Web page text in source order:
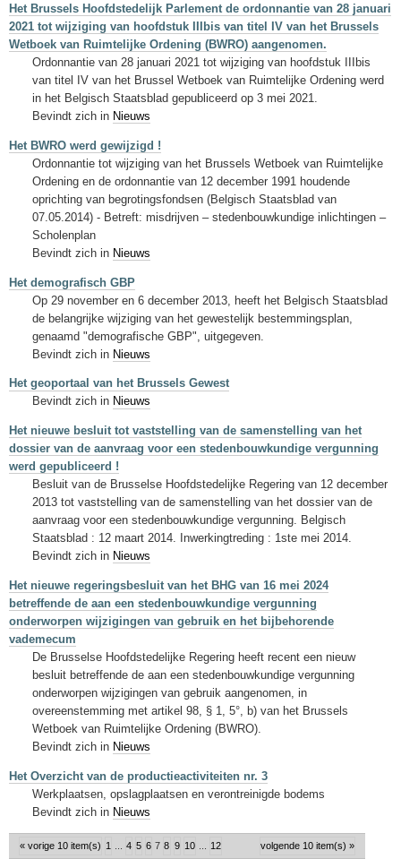
Het Brussels Hoofdstedelijk Parlement de ordonnantie van 28 januari
2021 tot wijziging van hoofdstuk IIIbis van titel IV van het Brussels
Wetboek van Ruimtelijke Ordening (BWRO) aangenomen.
Ordonnantie van 28 januari 2021 tot wijziging van hoofdstuk IIIbis
van titel IV van het Brussel Wetboek van Ruimtelijke Ordening werd
in het Belgisch Staatsblad gepubliceerd op 3 mei 2021.
Bevindt zich in Nieuws
Het BWRO werd gewijzigd !
Ordonnantie tot wijziging van het Brussels Wetboek van Ruimtelijke
Ordening en de ordonnantie van 12 december 1991 houdende
oprichting van begrotingsfondsen (Belgisch Staatsblad van
07.05.2014) - Betreft: misdrijven – stedenbouwkundige inlichtingen –
Scholenplan
Bevindt zich in Nieuws
Het demografisch GBP
Op 29 november en 6 december 2013, heeft het Belgisch Staatsblad
de belangrijke wijziging van het gewestelijk bestemmingsplan,
genaamd "demografische GBP", uitgegeven.
Bevindt zich in Nieuws
Het geoportaal van het Brussels Gewest
Bevindt zich in Nieuws
Het nieuwe besluit tot vaststelling van de samenstelling van het
dossier van de aanvraag voor een stedenbouwkundige vergunning
werd gepubliceerd !
Besluit van de Brusselse Hoofdstedelijke Regering van 12 december
2013 tot vaststelling van de samenstelling van het dossier van de
aanvraag voor een stedenbouwkundige vergunning. Belgisch
Staatsblad : 12 maart 2014. Inwerkingtreding : 1ste mei 2014.
Bevindt zich in Nieuws
Het nieuwe regeringsbesluit van het BHG van 16 mei 2024
betreffende de aan een stedenbouwkundige vergunning
onderworpen wijzigingen van gebruik en het bijbehorende
vademecum
De Brusselse Hoofdstedelijke Regering heeft recent een nieuw
besluit betreffende de aan een stedenbouwkundige vergunning
onderworpen wijzigingen van gebruik aangenomen, in
overeenstemming met artikel 98, § 1, 5°, b) van het Brussels
Wetboek van Ruimtelijke Ordening (BWRO).
Bevindt zich in Nieuws
Het Overzicht van de productieactiviteiten nr. 3
Werkplaatsen, opslagplaatsen en verontreinigde bodems
Bevindt zich in Nieuws
« vorige 10 item(s) volgende 10 item(s) »
1 4 5 6 7 8 9 10 12